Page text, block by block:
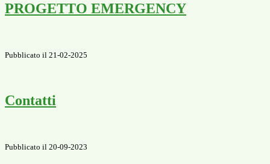
PROGETTO EMERGENCY
Pubblicato il 21-02-2025
Contatti
Pubblicato il 20-09-2023